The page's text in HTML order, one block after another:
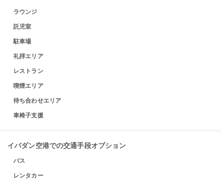
ラウンジ
託児室
駐車場
礼拝エリア
レストラン
喫煙エリア
待ち合わせエリア
車椅子支援
イバダン空港での交通手段オプション
バス
レンタカー